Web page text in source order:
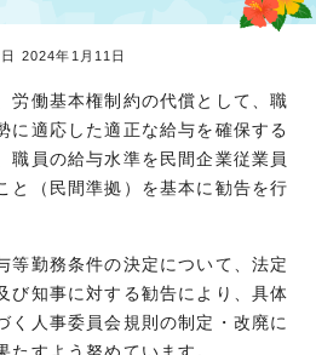
2024年1月11日
労働基本権制約の代償として、職
に適応した適正な給与を確保する
職員の給与水準を民間企業従業員
と（民間準拠）を基本に勧告を行
等勤務条件の決定について、法定
び知事に対する勧告により、具体
く人事委員会規則の制定・改廃に